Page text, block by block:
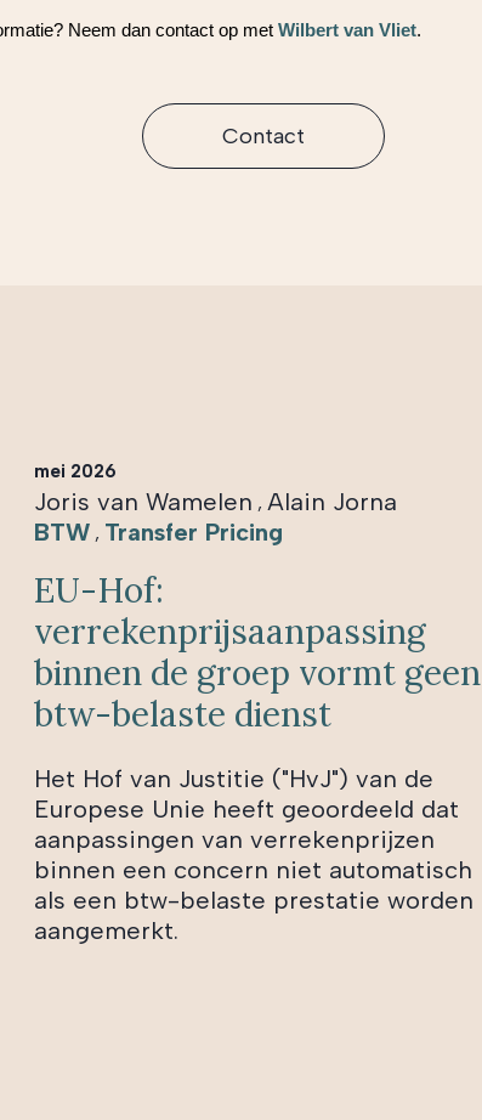
Neem dan contact op met Wilbert van Vliet.
Contact
mei 2026
Joris van Wamelen , Alain Jorna
BTW , Transfer Pricing
EU-Hof:
verrekenprijsaanpassing
binnen de groep vormt geen
btw-belaste dienst
Het Hof van Justitie ("HvJ") van de
Europese Unie heeft geoordeeld dat
aanpassingen van verrekenprijzen
binnen een concern niet automatisch
als een btw-belaste prestatie worden
aangemerkt.